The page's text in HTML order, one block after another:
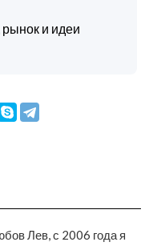
и идеи
Лев, с 2006 года я